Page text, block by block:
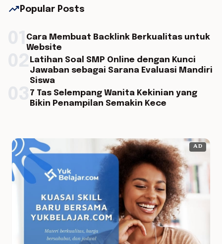
trending_up Popular Posts
Cara Membuat Backlink Berkualitas untuk
Website
Latihan Soal SMP Online dengan Kunci
Jawaban sebagai Sarana Evaluasi Mandiri
Siswa
7 Tas Selempang Wanita Kekinian yang
Bikin Penampilan Semakin Kece
AD